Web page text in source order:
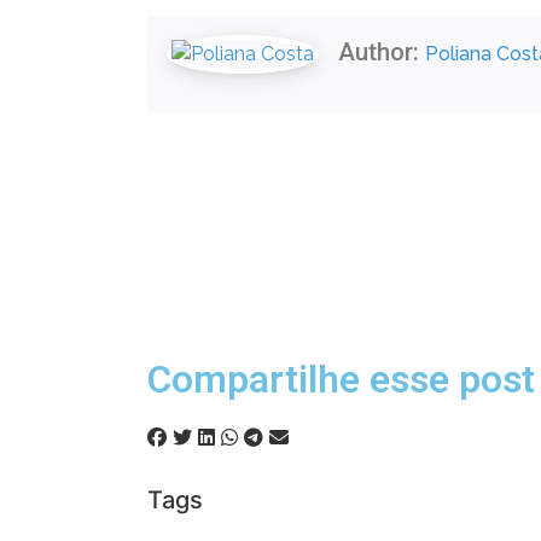
Author: Poliana
Compartilhe esse post
Tags